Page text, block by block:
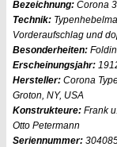
Bezeichnung: Corona 3
Technik:
Vorderaufschlag und
Besonderheiten:
Erscheinungsjahr:
Hersteller: Corona
Groton, NY, USA
Konstrukteure: Frank
Otto Petermann
Seriennummer: